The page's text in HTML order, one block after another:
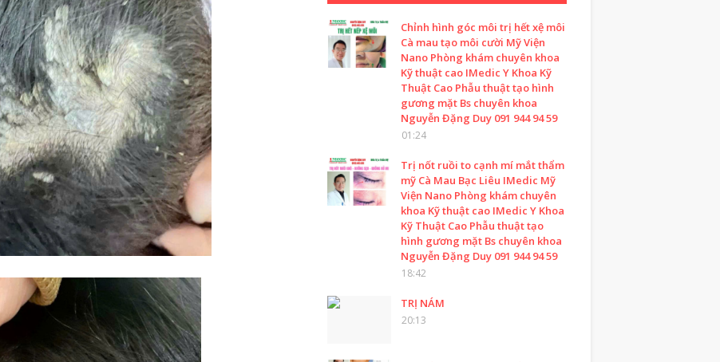
Chỉnh hình góc môi trị hết xệ môi
Cà mau tạo môi cười Mỹ Viện
Nano Phòng khám chuyên khoa
Kỹ thuật cao IMedic Y Khoa Kỹ
Thuật Cao Phẫu thuật tạo hình
gương mặt Bs chuyên khoa
Nguyễn Đặng Duy 091 944 94 59
01:24
Trị nốt ruồi to cạnh mí mắt thẩm
mỹ Cà Mau Bạc Liêu IMedic Mỹ
Viện Nano Phòng khám chuyên
khoa Kỹ thuật cao IMedic Y Khoa
Kỹ Thuật Cao Phẫu thuật tạo
hình gương mặt Bs chuyên khoa
Nguyễn Đặng Duy 091 944 94 59
18:42
TRỊ NÁM
20:13